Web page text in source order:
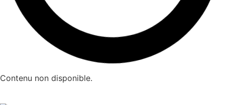
Contenu non disponible.